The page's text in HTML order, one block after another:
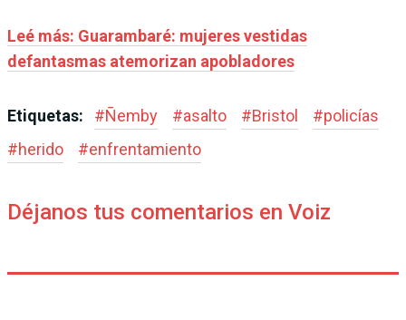
Leé más: Guarambaré: mujeres vestidas
defantasmas atemorizan apobladores
Etiquetas: #Ñemby #asalto #Bristol #policías
#herido #enfrentamiento
Déjanos tus comentarios en Voiz